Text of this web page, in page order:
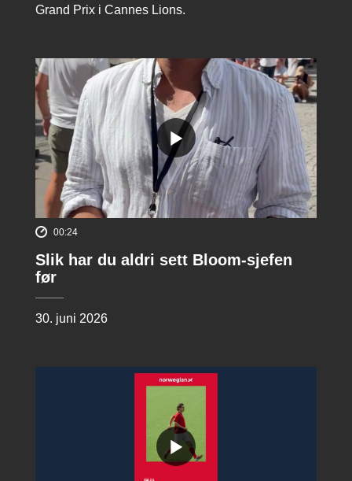
Grand Prix i Cannes Lions.
00:24
Slik har du aldri sett Bloom-sjefen
før
30. juni 2026